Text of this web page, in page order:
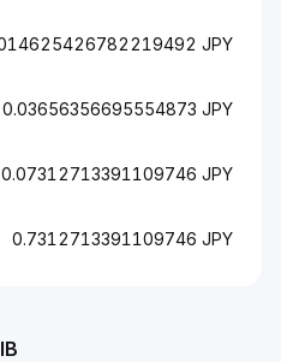
JPY
0.03656356695554873 JPY
0.07312713391109746 JPY
0.7312713391109746 JPY